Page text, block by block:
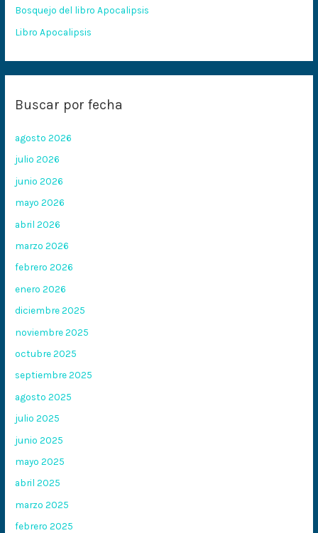
:Bosquejo del libro Apocalipsis
Libro Apocalipsis
Buscar por fecha
agosto 2026
julio 2026
junio 2026
mayo 2026
abril 2026
marzo 2026
febrero 2026
enero 2026
diciembre 2025
noviembre 2025
octubre 2025
septiembre 2025
agosto 2025
julio 2025
junio 2025
mayo 2025
abril 2025
marzo 2025
febrero 2025